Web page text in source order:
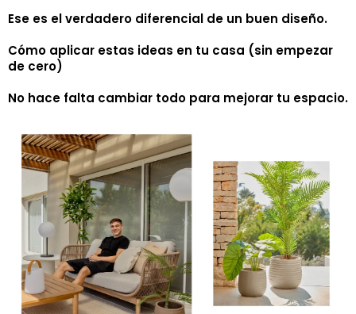
Ese es el verdadero diferencial de un buen diseño.
Cómo aplicar estas ideas en tu casa (sin empezar
de cero)
No hace falta cambiar todo para mejorar tu espacio.